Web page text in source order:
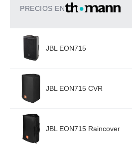
PRECIOS EN
JBL EON715
JBL EON715 CVR
JBL EON715 Raincover